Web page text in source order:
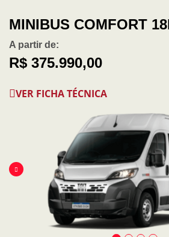
MINIBUS COMFORT
A partir de:
R$ 375.990,00
VER FICHA TÉCNICA